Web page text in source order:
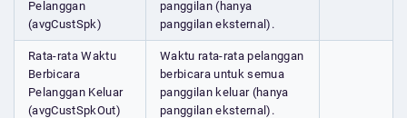
Pelanggan
(avgCustSpk)
panggilan (hanya
panggilan eksternal).
Rata-rata Waktu
Berbicara
Pelanggan Keluar
(avgCustSpkOut)
Waktu rata-rata pelanggan
berbicara untuk semua
panggilan keluar (hanya
panggilan eksternal).